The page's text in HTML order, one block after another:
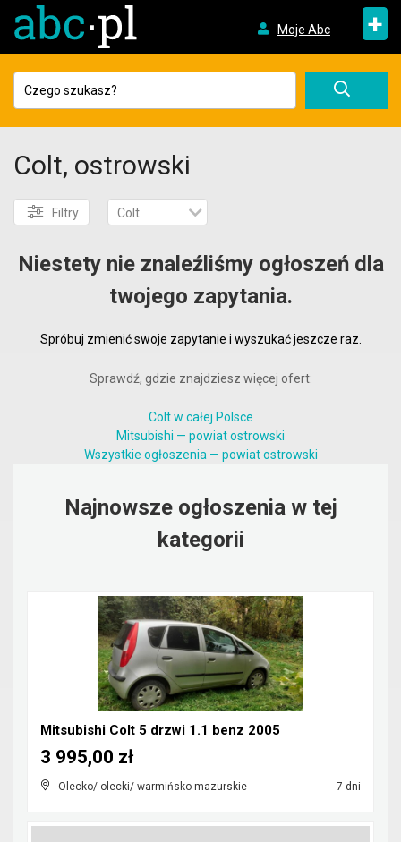
Moje Abc +
Colt, ostrowski
Filtry Colt
Niestety nie znaleźliśmy ogłoszeń dla
twojego zapytania.
Spróbuj zmienić swoje zapytanie i wyszukać jeszcze raz.
Sprawdź, gdzie znajdziesz więcej ofert:
Colt w całej Polsce
Mitsubishi — powiat ostrowski
Wszystkie ogłoszenia — powiat ostrowski
Najnowsze ogłoszenia w tej
kategorii
Mitsubishi Colt 5 drzwi 1.1 benz 2005
Olecko/ olecki/ warmińsko-mazurskie 7 dni
3 995,00 zł